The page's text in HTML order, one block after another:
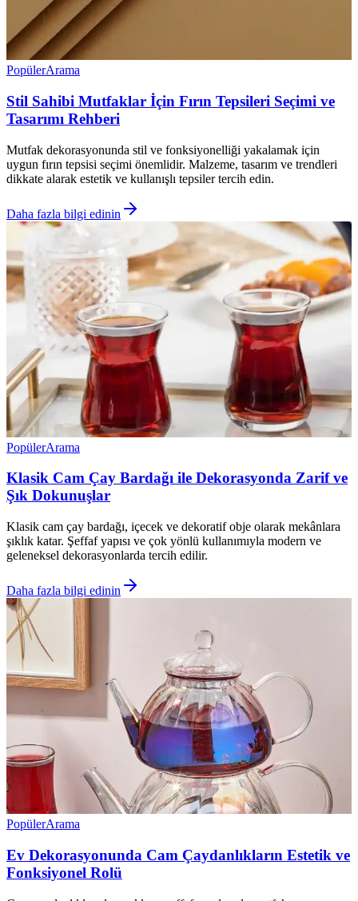
PopülerArama
Stil Sahibi Mutfaklar İçin Fırın Tepsileri Seçimi ve
Tasarımı Rehberi
Mutfak dekorasyonunda stil ve fonksiyonelliği yakalamak için
uygun fırın tepsisi seçimi önemlidir. Malzeme, tasarım ve trendleri
dikkate alarak estetik ve kullanışlı tepsiler tercih edin.
Daha fazla bilgi edinin
PopülerArama
Klasik Cam Çay Bardağı ile Dekorasyonda Zarif ve
Şık Dokunuşlar
Klasik cam çay bardağı, içecek ve dekoratif obje olarak mekânlara
şıklık katar. Şeffaf yapısı ve çok yönlü kullanımıyla modern ve
geleneksel dekorasyonlarda tercih edilir.
Daha fazla bilgi edinin
PopülerArama
Ev Dekorasyonunda Cam Çaydanlıkların Estetik ve
Fonksiyonel Rolü